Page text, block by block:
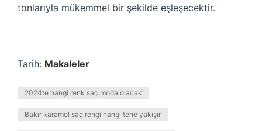
tonlarıyla mükemmel bir şekilde eşleşecektir.
Tarih: Makaleler
2024te hangi renk saç moda olacak
Bakır karamel saç rengi hangi tene yakışır